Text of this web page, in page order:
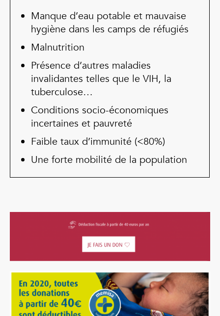
Manque d’eau potable et mauvaise
hygiène dans les camps de réfugiés
Malnutrition
Présence d’autres maladies
invalidantes telles que le VIH, la
tuberculose…
Conditions socio-économiques
incertaines et pauvreté
Faible taux d’immunité (<80%)
Une forte mobilité de la population